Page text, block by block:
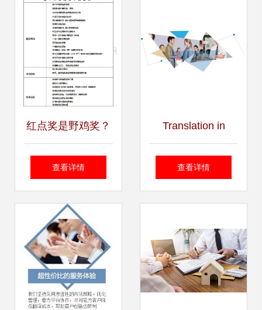
红点奖是野鸡奖？
每年颁奖1000多
拿走？真相来了！
查看详情
Translation in
Design Services
查看详情